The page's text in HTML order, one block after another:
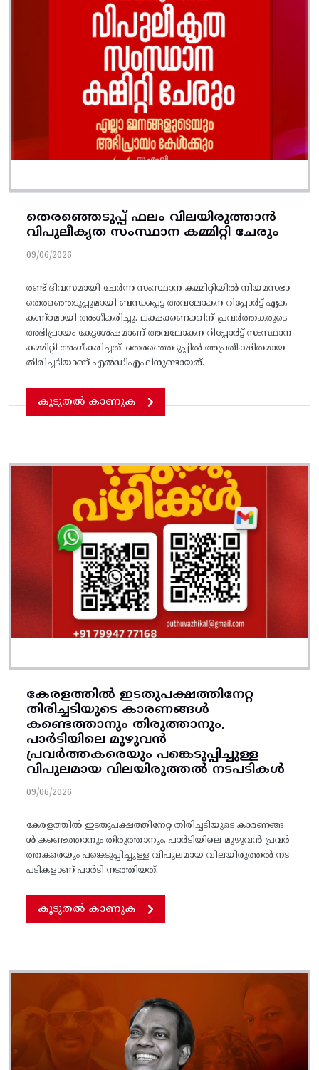
തെരഞ്ഞെടുപ്പ് ഫലം വിലയിരുത്താൻ
വിപുലീകൃത സംസ്ഥാന കമ്മിറ്റി ചേരും
09/06/2026
രണ്ട് ​ദിവസമായി ചേർന്ന സംസ്ഥാന കമ്മിറ്റിയിൽ നിയമസഭാ
തെരഞ്ഞെടുപ്പുമായി ബന്ധപ്പെട്ട അവലോകന റിപ്പോർട്ട് ഏക
കണ്ഠമായി അംഗീകരിച്ചു. ലക്ഷക്കണക്കിന് പ്രവർത്തകരുടെ
അഭിപ്രായം കേട്ടശേഷമാണ് അവലോകന റിപ്പോർട്ട് സംസ്ഥാന
കമ്മിറ്റി അം​ഗീകരിച്ചത്. തെരഞ്ഞെടുപ്പിൽ അപ്രതീക്ഷിതമായ
തിരിച്ചടിയാണ് എൽഡിഎഫിനുണ്ടായത്.
കൂടുതൽ കാണുക
കേരളത്തിൽ ഇടതുപക്ഷത്തിനേറ്റ
തിരിച്ചടിയുടെ കാരണങ്ങൾ
കണ്ടെത്താനും തിരുത്താനും,
പാർടിയിലെ മുഴുവൻ
പ്രവർത്തകരെയും പങ്കെടുപ്പിച്ചുള്ള
വിപുലമായ വിലയിരുത്തൽ നടപടികൾ
09/06/2026
കേരളത്തിൽ ഇടതുപക്ഷത്തിനേറ്റ തിരിച്ചടിയുടെ കാരണങ്ങ
ൾ കണ്ടെത്താനും തിരുത്താനും, പാർടിയിലെ മുഴുവൻ പ്രവർ
ത്തകരെയും പങ്കെടുപ്പിച്ചുള്ള വിപുലമായ വിലയിരുത്തൽ നട
പടികളാണ് പാർടി നടത്തിയത്.
കൂടുതൽ കാണുക